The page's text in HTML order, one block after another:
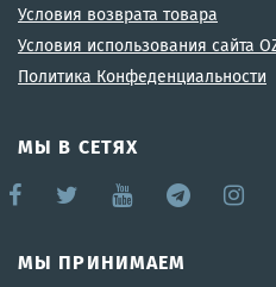
Условия возврата товара
Условия использования сайта
Политика Конфеденциальности
МЫ В СЕТЯХ
МЫ ПРИНИМАЕМ